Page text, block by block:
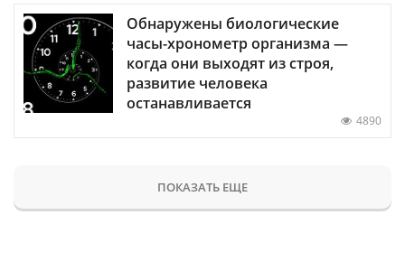
Обнаружены биологические
часы-хронометр организма —
когда они выходят из строя,
развитие человека
останавливается
4890
ПОКАЗАТЬ ЕЩЕ